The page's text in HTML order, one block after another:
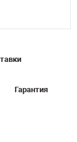
Гарантия